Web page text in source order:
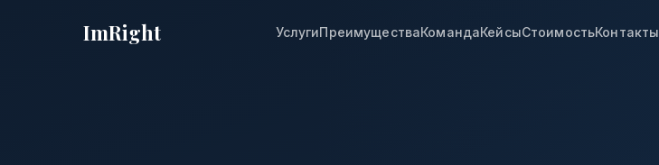
ImRight УслугиПреимуществаКомандаКейсыСтоимостьКонтакты